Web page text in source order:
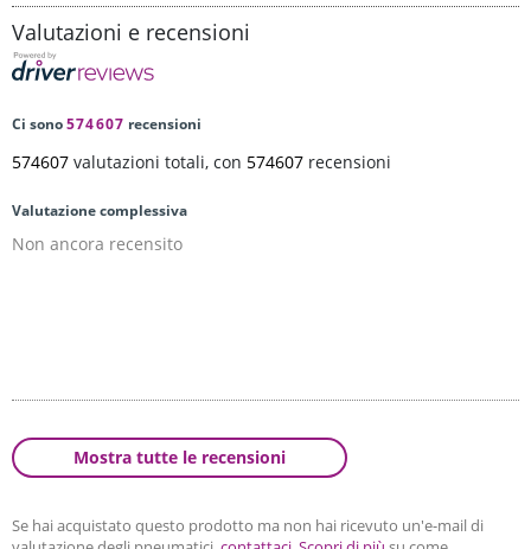
Valutazioni e recensioni
Ci sono574607 recensioni
574607 valutazioni totali, con 574607 recensioni
Valutazione complessiva
Non ancora recensito
Mostra tutte le recensioni
Se hai acquistato questo prodotto ma non hai ricevuto un'e-mail di